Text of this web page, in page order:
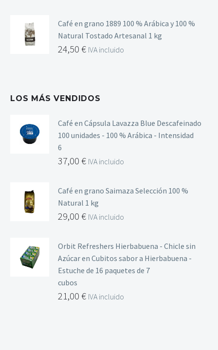
Café en grano 1889 100 % Arábica y 100 %
Natural Tostado Artesanal 1 kg
24,50 € IVA incluido
LOS MÁS VENDIDOS
Café en Cápsula Lavazza Blue Descafeinado
100 unidades - 100 % Arábica - Intensidad
6
37,00 € IVA incluido
Café en grano Saimaza Selección 100 %
Natural 1 kg
29,00 € IVA incluido
Orbit Refreshers Hierbabuena - Chicle sin
Azúcar en Cubitos sabor a Hierbabuena -
Estuche de 16 paquetes de 7
cubos
21,00 € IVA incluido